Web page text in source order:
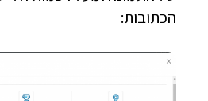
הכתובות: